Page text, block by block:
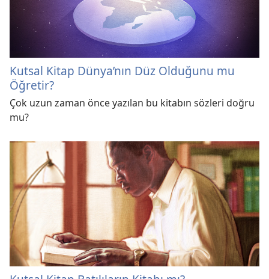
Kutsal Kitap Dünya’nın Düz Olduğunu mu
Öğretir?
Çok uzun zaman önce yazılan bu kitabın sözleri doğru
mu?